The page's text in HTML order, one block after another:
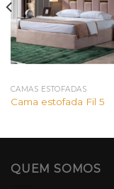
CAMAS ESTOFADAS
Cama estofada Fil 5
QUEM SOMOS